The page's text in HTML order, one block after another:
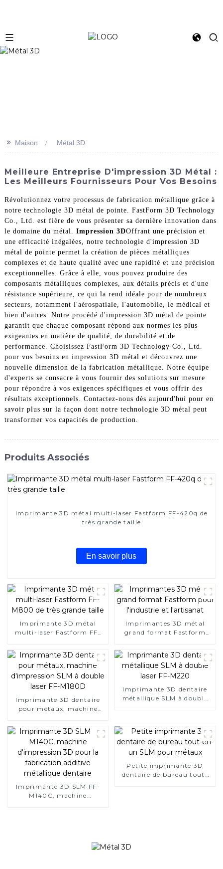
>> Maison Métal 3D
Meilleure Entreprise D'impression 3D Métal :
Les Meilleurs Fournisseurs Pour Vos Besoins
Révolutionnez votre processus de fabrication métallique grâce à
notre technologie 3D métal de pointe. FastForm 3D Technology
Co., Ltd. est fière de vous présenter sa dernière innovation dans
le domaine du métal. Impression 3DOffrant une précision et
une efficacité inégalées, notre technologie d'impression 3D
métal de pointe permet la création de pièces métalliques
complexes et de haute qualité avec une rapidité et une précision
exceptionnelles. Grâce à elle, vous pouvez produire des
composants métalliques complexes, aux détails précis et d'une
résistance supérieure, ce qui la rend idéale pour de nombreux
secteurs, notamment l'aérospatiale, l'automobile, le médical et
bien d'autres. Notre procédé d'impression 3D métal de pointe
garantit que chaque composant répond aux normes les plus
exigeantes en matière de qualité, de durabilité et de
performance. Choisissez FastForm 3D Technology Co., Ltd.
pour vos besoins en impression 3D métal et découvrez une
nouvelle dimension de la fabrication métallique. Notre équipe
d'experts se consacre à vous fournir des solutions sur mesure
pour répondre à vos exigences spécifiques et vous offrir des
résultats exceptionnels. Contactez-nous dès aujourd'hui pour en
savoir plus sur la façon dont notre technologie 3D métal peut
transformer vos capacités de production.
Produits Associés
Imprimante 3D métal multi-laser Fastform FF-420q de
très grande taille
En savoir plus
Imprimante 3D métal
multi-laser Fastform FF-
Imprimantes 3D métal
grand format Fastform
Imprimante 3D dentaire
pour métaux, machine
Imprimante 3D dentaire
métallique SLM à double
Imprimante 3D SLM FF-
M140C, machine
Petite imprimante 3D
dentaire de bureau tout-